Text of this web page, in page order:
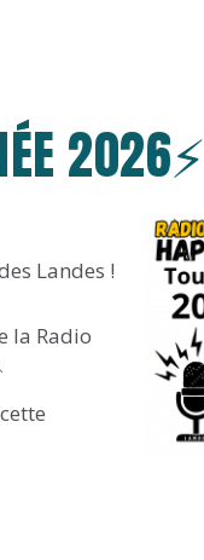
2026⚡
Landes !
la Radio